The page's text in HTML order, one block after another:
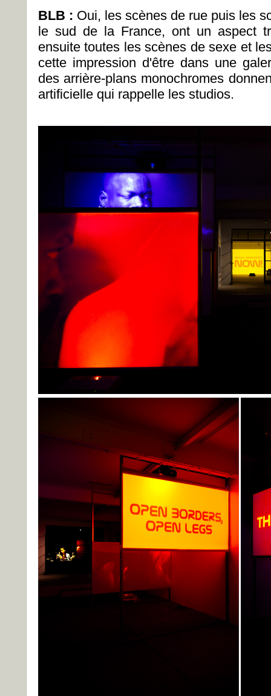
BLB : Oui, les scènes de rue puis les
le sud de la France, ont un aspect
ensuite toutes les scènes de sexe et
cette impression d'être dans une
des arrière-plans monochromes
artificielle qui rappelle les studios.